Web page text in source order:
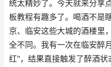
统太精妙了。今天就来分享
板教程有趣多了。喝酒不是
京、临安这些大城的酒楼里
全不同。我有一次在临安醉
红"，结果直接触发了醉酒